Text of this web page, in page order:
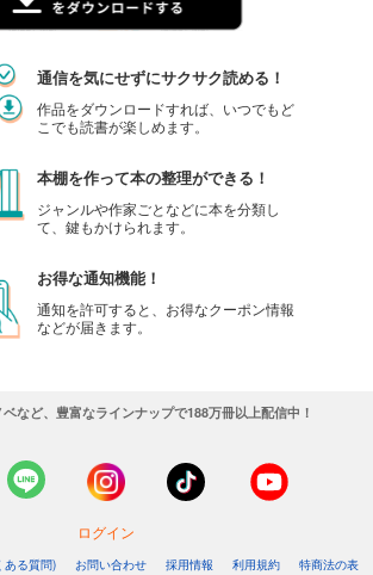
通信を気にせずにサクサク読める！
作品をダウンロードすれば、いつでもど
こでも読書が楽しめます。
本棚を作って本の整理ができる！
ジャンルや作家ごとなどに本を分類し
て、鍵もかけられます。
お得な通知機能！
通知を許可すると、お得なクーポン情報
などが届きます。
など、豊富なラインナップで188万冊以上配信中！
ログイン
ある質問) お問い合わせ 採用情報 利用規約
特商法の表